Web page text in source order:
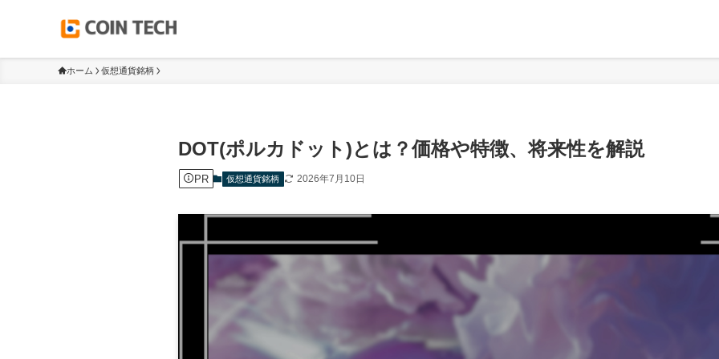
ホーム 仮想通貨銘柄
DOT(ポルカドット)とは？価格や特徴、将来性を解説
PR 仮想通貨銘柄 2026年7月10日